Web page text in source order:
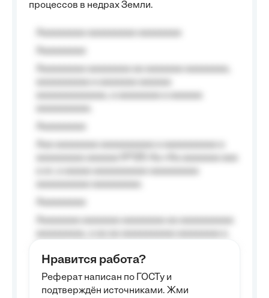
процессов в недрах Земли.
Aaaaaaaaa
Aaaaaaaaaa aa aaa aaaaaaaaa, a aaa
Нравится работа?
Реферат написан по ГОСТу и
подтверждён источниками. Жми